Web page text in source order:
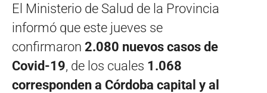
El Ministerio de Salud de la Provincia
informó que este jueves se
confirmaron 2.080 nuevos casos de
Covid-19, de los cuales 1.068
corresponden a Córdoba capital y al